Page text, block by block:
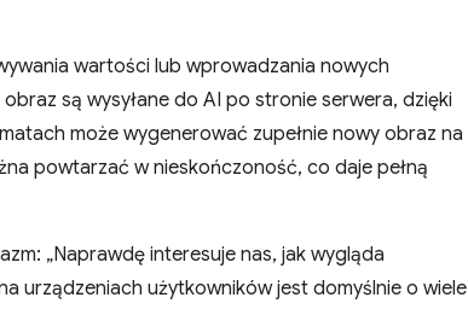
wartości lub wprowadzania nowych
są wysyłane do AI po stronie serwera, dzięki
może wygenerować zupełnie nowy obraz na
powtarzać w nieskończoność, co daje pełną
„Naprawdę interesuje nas, jak wygląda
urządzeniach użytkowników jest domyślnie o wiele